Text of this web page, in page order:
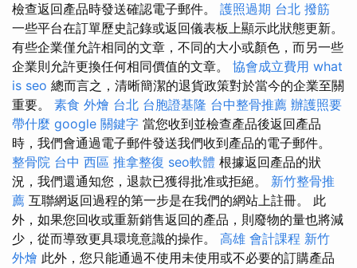
檢查返回產品時發送確認電子郵件。 護照過期 台北 撥筋
一些平台在訂單歷史記錄或返回儀表板上顯示此狀態更新。
有些企業僅允許相同的文章，不同的大小或顏色，而另一些
企業則允許更換任何相同價值的文章。 協會成立費用 what
is seo 總而言之，清晰簡潔的退貨政策對於當今的企業至關
重要。 素食 外燴 台北 台胞證基隆 台中整骨推薦 辦護照要
帶什麼 google 關鍵字 當您收到並檢查產品後返回產品
時，我們會通過電子郵件發送我們收到產品的電子郵件。
整骨院 台中 西區 推拿整復 seo軟體 根據返回產品的狀
況，我們還通知您，退款已獲得批准或拒絕。 新竹整骨推
薦 互聯網返回過程的第一步是在我們的網站上註冊。 此
外，如果您回收或重新銷售返回的產品，則廢物的量也將減
少，從而導致更具環境意識的操作。 高雄 會計課程 新竹
外燴 此外，您只能通過不使用未使用或不必要的訂購產品